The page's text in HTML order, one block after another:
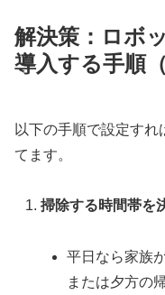
解決策：ロボ
導入する手順（
以下の手順で設定す
てます。
掃除する時間帯を
平日なら家族
または夕方の